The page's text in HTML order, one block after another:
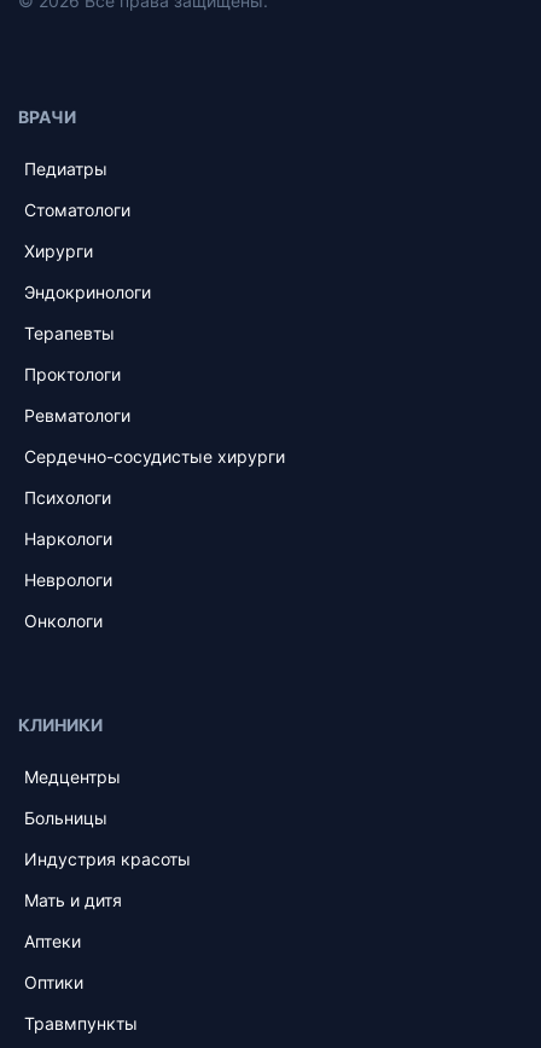
ВРАЧИ
Педиатры
Стоматологи
Хирурги
Эндокринологи
Терапевты
Проктологи
Ревматологи
Сердечно-сосудистые хирурги
Психологи
Наркологи
Неврологи
Онкологи
КЛИНИКИ
Медцентры
Больницы
Индустрия красоты
Мать и дитя
Аптеки
Оптики
Травмпункты